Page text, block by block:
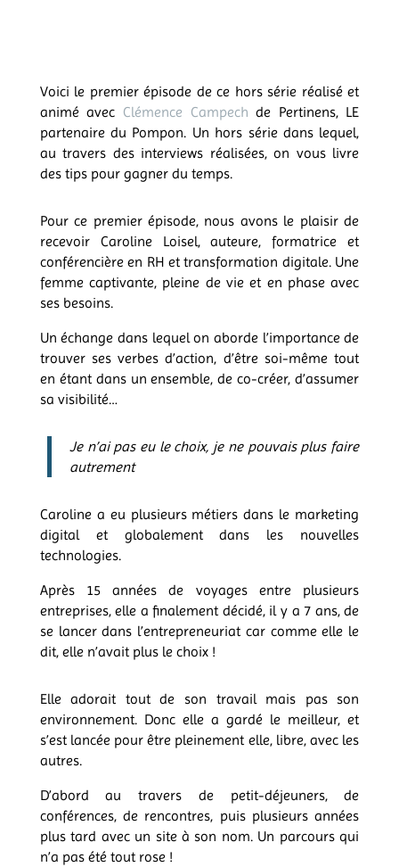
Voici le premier épisode de ce hors série réalisé et
animé avec Clémence Campech de Pertinens, LE
partenaire du Pompon. Un hors série dans lequel,
au travers des interviews réalisées, on vous livre
des tips pour gagner du temps.
Pour ce premier épisode, nous avons le plaisir de
recevoir Caroline Loisel, auteure, formatrice et
conférencière en RH et transformation digitale. Une
femme captivante, pleine de vie et en phase avec
ses besoins.
Un échange dans lequel on aborde l’importance de
trouver ses verbes d’action, d’être soi-même tout
en étant dans un ensemble, de co-créer, d’assumer
sa visibilité…
Je n’ai pas eu le choix, je ne pouvais plus faire
autrement
Caroline a eu plusieurs métiers dans le marketing
digital et globalement dans les nouvelles
technologies.
Après 15 années de voyages entre plusieurs
entreprises, elle a finalement décidé, il y a 7 ans, de
se lancer dans l’entrepreneuriat car comme elle le
dit, elle n’avait plus le choix !
Elle adorait tout de son travail mais pas son
environnement. Donc elle a gardé le meilleur, et
s’est lancée pour être pleinement elle, libre, avec les
autres.
D’abord au travers de petit-déjeuners, de
conférences, de rencontres, puis plusieurs années
plus tard avec un site à son nom. Un parcours qui
n’a pas été tout rose !